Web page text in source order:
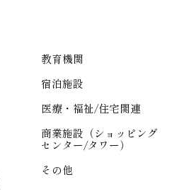
教育機関
宿泊施設
医療・福祉/住宅関連
商業施設（ショッピング
センター/タワー）
その他